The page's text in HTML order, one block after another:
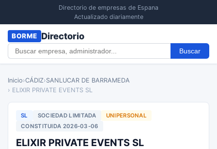
Directorio de empresas de Espana
Actualizado diariamente
BORME Directorio
Buscar
Inicio›CÁDIZ›SANLUCAR DE BARRAMEDA
› ELIXIR PRIVATE EVENTS SL
SL SOCIEDAD LIMITADA
UNIPERSONAL
CONSTITUIDA 2026-03-06
ELIXIR PRIVATE EVENTS SL